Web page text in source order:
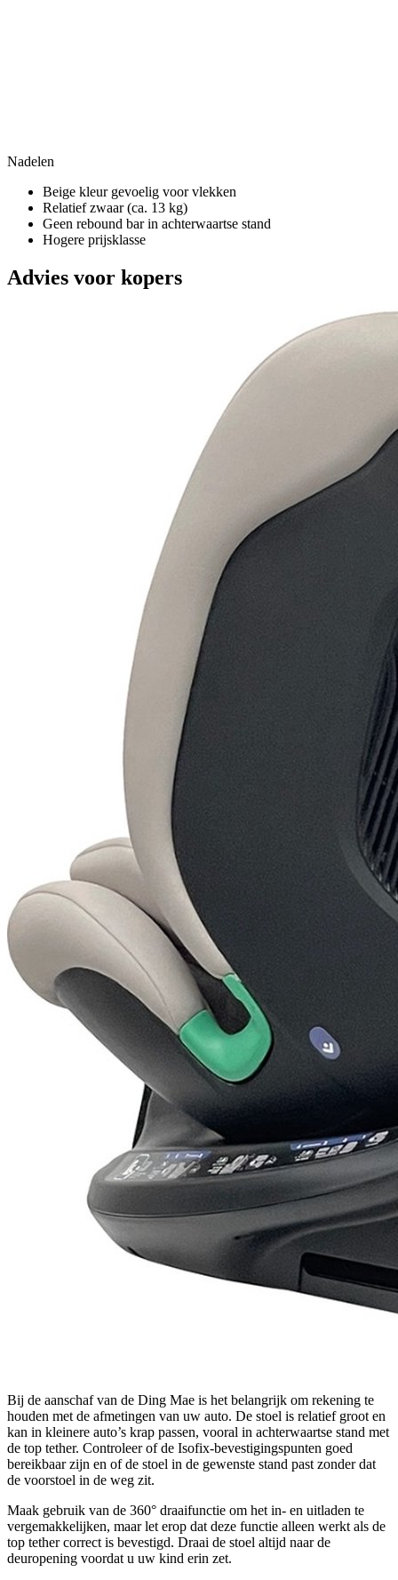
Nadelen
Beige kleur gevoelig voor vlekken
Relatief zwaar (ca. 13 kg)
Geen rebound bar in achterwaartse stand
Hogere prijsklasse
Advies voor kopers
Bij de aanschaf van de Ding Mae is het belangrijk om rekening te
houden met de afmetingen van uw auto. De stoel is relatief groot en
kan in kleinere auto’s krap passen, vooral in achterwaartse stand met
de top tether. Controleer of de Isofix-bevestigingspunten goed
bereikbaar zijn en of de stoel in de gewenste stand past zonder dat
de voorstoel in de weg zit.
Maak gebruik van de 360° draaifunctie om het in- en uitladen te
vergemakkelijken, maar let erop dat deze functie alleen werkt als de
top tether correct is bevestigd. Draai de stoel altijd naar de
deuropening voordat u uw kind erin zet.